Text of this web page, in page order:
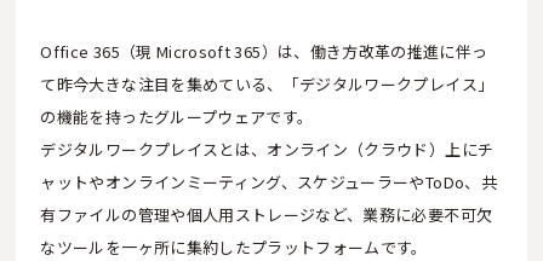
Office 365（現 Microsoft 365）は、働き方改革の推進に伴っ
て昨今大きな注目を集めている、「デジタルワークプレイス」
の機能を持ったグループウェアです。
デジタルワークプレイスとは、オンライン（クラウド）上にチ
ャットやオンラインミーティング、スケジューラーやToDo、共
有ファイルの管理や個人用ストレージなど、業務に必要不可欠
なツールを一ヶ所に集約したプラットフォームです。